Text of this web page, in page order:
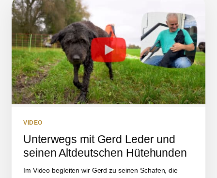
VIDEO
Unterwegs mit Gerd Leder und
seinen Altdeutschen Hütehunden
Im Video begleiten wir Gerd zu seinen Schafen, die